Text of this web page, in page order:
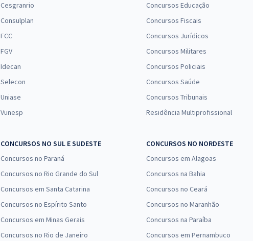
Cesgranrio
Consulplan
FCC
FGV
Idecan
Selecon
Uniase
Vunesp
Concursos Educação
Concursos Fiscais
Concursos Jurídicos
Concursos Militares
Concursos Policiais
Concursos Saúde
Concursos Tribunais
Residência Multiprofissional
CONCURSOS NO SUL E SUDESTE
Concursos no Paraná
Concursos no Rio Grande do Sul
Concursos em Santa Catarina
Concursos no Espírito Santo
Concursos em Minas Gerais
Concursos no Rio de Janeiro
CONCURSOS NO NORDESTE
Concursos em Alagoas
Concursos na Bahia
Concursos no Ceará
Concursos no Maranhão
Concursos na Paraíba
Concursos em Pernambuco